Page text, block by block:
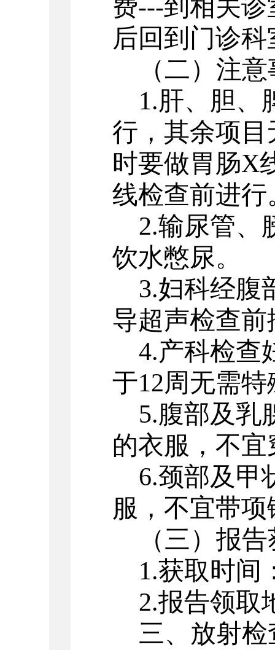
费---到 相关诊
后回到门诊
（二）注
1.肝、胆、
行，其余项
时要做胃肠X
线检查前进行
2.输尿管、
饮水憋尿。
3.妇科经腹
导超声检查前
4.产科检查
于12周无需
5.腹部及乳
的衣服，不
6.颈部及甲
服，不宜带项
（三）报
1.获取时间
2.报告领取
三、放射